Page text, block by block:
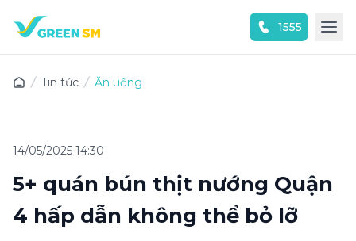
1555
Tin tức Ăn uống
14/05/2025 14:30
5+ quán bún thịt nướng Quận
4 hấp dẫn không thể bỏ lỡ